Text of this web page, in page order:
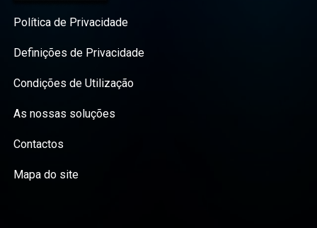
Política de Privacidade
Definições de Privacidade
Condições de Utilização
As nossas soluções
Contactos
Mapa do site